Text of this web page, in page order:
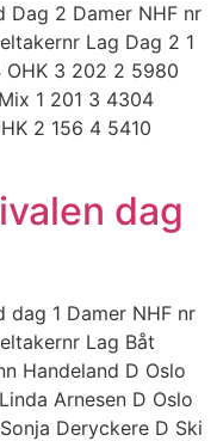
Dag 2 Damer NHF nr
Lag Dag 2 1
OHK 3 202 2 5980
1 201 3 4304
2 156 4 5410
dag
dag 1 Damer NHF nr
Lag Båt
Handeland D Oslo
Arnesen D Oslo
Deryckere D Ski